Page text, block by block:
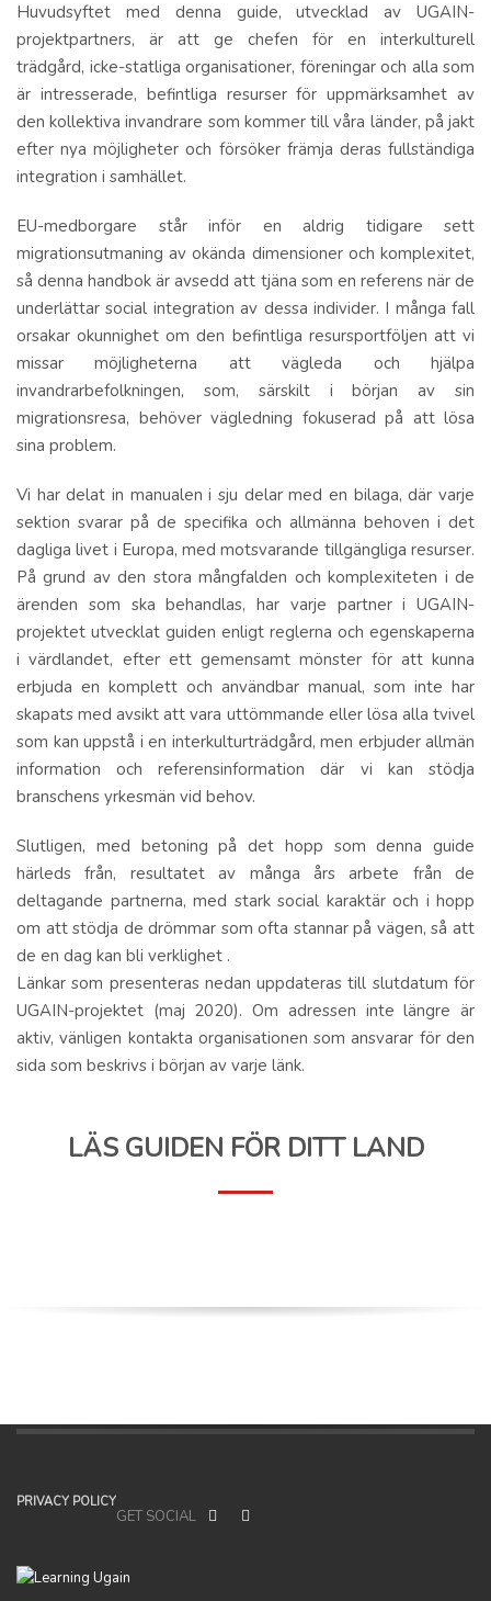
Huvudsyftet med denna guide, utvecklad av UGAIN-
projektpartners, är att ge chefen för en interkulturell
trädgård, icke-statliga organisationer, föreningar och alla som
är intresserade, befintliga resurser för uppmärksamhet av
den kollektiva invandrare som kommer till våra länder, på jakt
efter nya möjligheter och försöker främja deras fullständiga
integration i samhället.
EU-medborgare står inför en aldrig tidigare sett
migrationsutmaning av okända dimensioner och komplexitet,
så denna handbok är avsedd att tjäna som en referens när de
underlättar social integration av dessa individer. I många fall
orsakar okunnighet om den befintliga resursportföljen att vi
missar möjligheterna att vägleda och hjälpa
invandrarbefolkningen, som, särskilt i början av sin
migrationsresa, behöver vägledning fokuserad på att lösa
sina problem.
Vi har delat in manualen i sju delar med en bilaga, där varje
sektion svarar på de specifika och allmänna behoven i det
dagliga livet i Europa, med motsvarande tillgängliga resurser.
På grund av den stora mångfalden och komplexiteten i de
ärenden som ska behandlas, har varje partner i UGAIN-
projektet utvecklat guiden enligt reglerna och egenskaperna
i värdlandet, efter ett gemensamt mönster för att kunna
erbjuda en komplett och användbar manual, som inte har
skapats med avsikt att vara uttömmande eller lösa alla tvivel
som kan uppstå i en interkulturträdgård, men erbjuder allmän
information och referensinformation där vi kan stödja
branschens yrkesmän vid behov.
Slutligen, med betoning på det hopp som denna guide
härleds från, resultatet av många års arbete från de
deltagande partnerna, med stark social karaktär och i hopp
om att stödja de drömmar som ofta stannar på vägen, så att
de en dag kan bli verklighet .
Länkar som presenteras nedan uppdateras till slutdatum för
UGAIN-projektet (maj 2020). Om adressen inte längre är
aktiv, vänligen kontakta organisationen som ansvarar för den
sida som beskrivs i början av varje länk.
LÄS GUIDEN FÖR DITT LAND
PRIVACY POLICY
GET SOCIAL